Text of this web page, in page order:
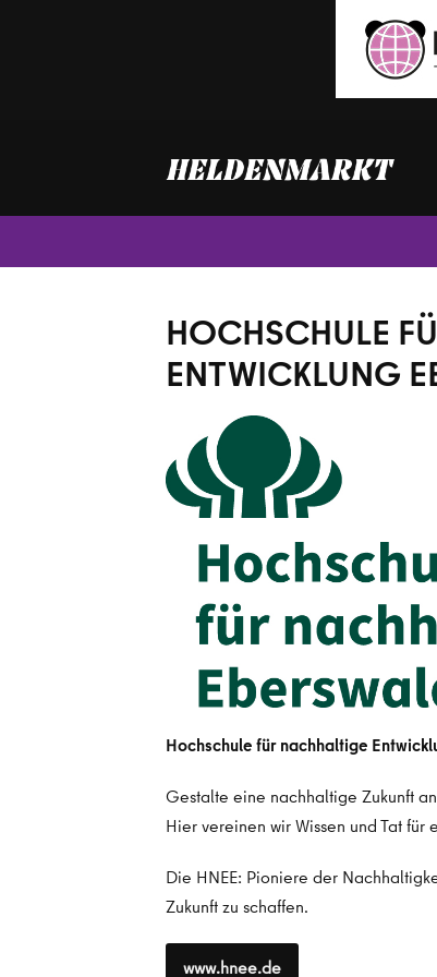
HOCHSCHULE
ENTWICKLUNG
Hochschule für nachhaltige
Gestalte eine nachhaltige Zukunft
Hier vereinen wir Wissen und Tat für
Die HNEE: Pioniere der
Zukunft zu schaffen.
www.hnee.de